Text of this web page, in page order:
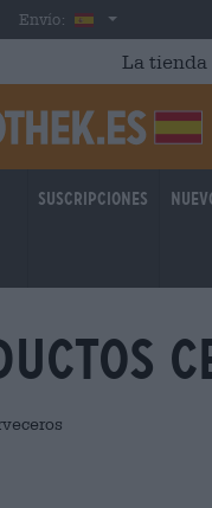
Envío: España
La tienda
Suscripciones